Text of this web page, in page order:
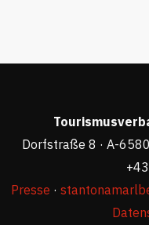
Dorfstraße 8 · A-
Presse ·